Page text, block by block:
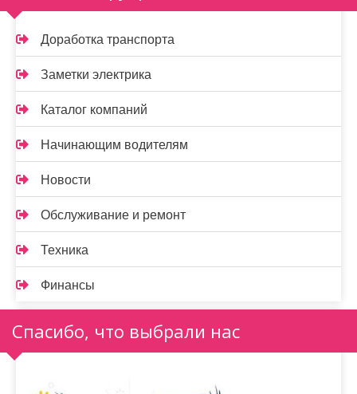
Доработка транспорта
Заметки электрика
Каталог компаний
Начинающим водителям
Новости
Обслуживание и ремонт
Техника
Финансы
Спасибо, что выбрали нас